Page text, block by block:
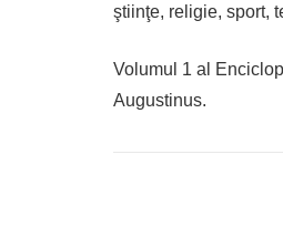
ştiinţe, religie, sport,
Volumul 1 al
Augustinus.